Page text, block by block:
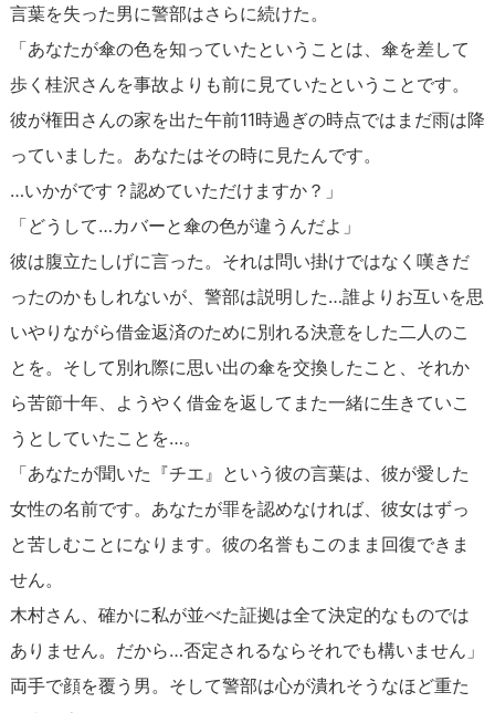
言葉を失った男に警部はさらに続けた。
「あなたが傘の色を知っていたということは、傘を差して
歩く桂沢さんを事故よりも前に見ていたということです。
彼が権田さんの家を出た午前11時過ぎの時点ではまだ雨は降
っていました。あなたはその時に見たんです。
…いかがです？認めていただけますか？」
「どうして…カバーと傘の色が違うんだよ」
彼は腹立たしげに言った。それは問い掛けではなく嘆きだ
ったのかもしれないが、警部は説明した…誰よりお互いを思
いやりながら借金返済のために別れる決意をした二人のこ
とを。そして別れ際に思い出の傘を交換したこと、それか
ら苦節十年、ようやく借金を返してまた一緒に生きていこ
うとしていたことを…。
「あなたが聞いた『チエ』という彼の言葉は、彼が愛した
女性の名前です。あなたが罪を認めなければ、彼女はずっ
と苦しむことになります。彼の名誉もこのまま回復できま
せん。
木村さん、確かに私が並べた証拠は全て決定的なものでは
ありません。だから…否定されるならそれでも構いません」
両手で顔を覆う男。そして警部は心が潰れそうなほど重た